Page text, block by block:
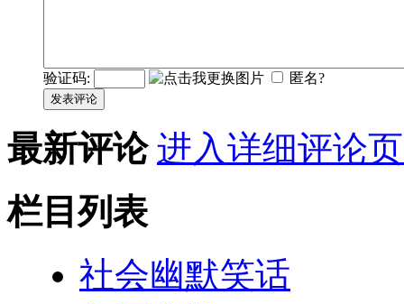
验证码: 匿名?
发表评论
最新评论 进入详细评论
栏目列表
社会幽默笑话